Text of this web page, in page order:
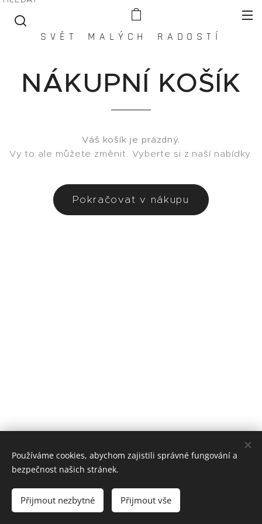
S V Ě T M A L Ý C H R A D O S T Í
NÁKUPNÍ KOŠÍK
Váš košík je prázdný.
Vy to ale můžete změnit. Vyberte si z naší nabídky.
Pokračovat v nákupu
www.svetmalychradosti.cz
Všechna práva vyhrazena 2021
MALIČKOSTI MĚNÍ SVĚT
Cookies
Používáme cookies, abychom zajistili správné fungování a
bezpečnost našich stránek.
Přijmout nezbytné Přijmout vše